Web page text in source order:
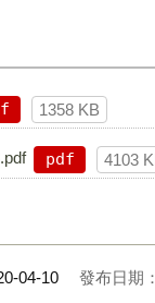
1358 KB
pdf 4103
04-10 發布日期：